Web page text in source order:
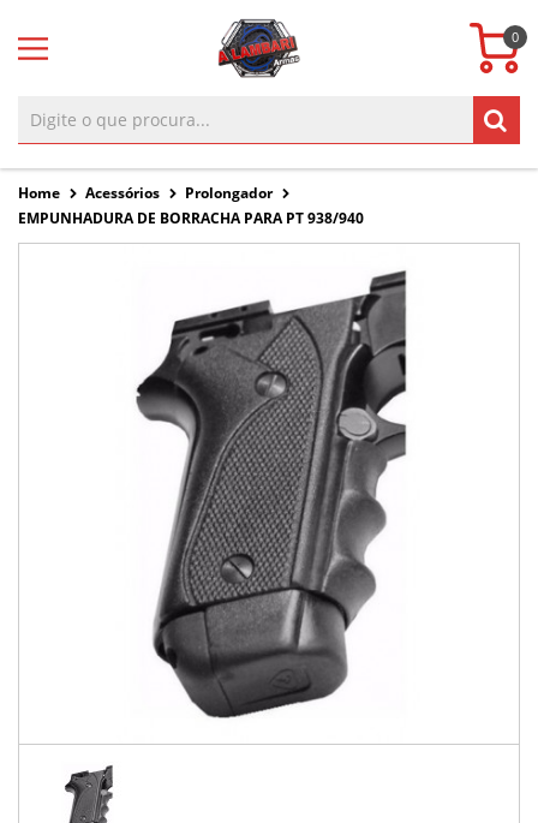
0
Home Acessórios
Prolongador
EMPUNHADURA DE BORRACHA PARA PT 938/940